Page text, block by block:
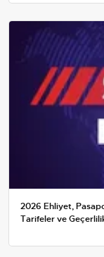
2026 Ehliyet,
Tarifeler ve